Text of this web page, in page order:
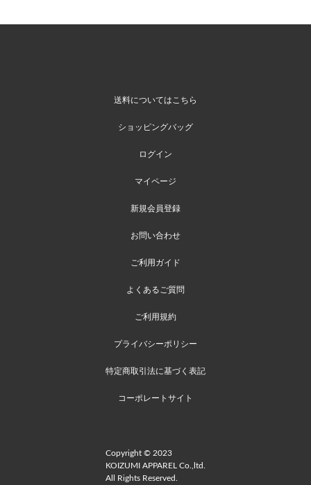
送料についてはこちら
ショッピングバッグ
ログイン
マイページ
新規会員登録
お問い合わせ
ご利用ガイド
よくあるご質問
ご利用規約
プライバシーポリシー
特定商取引法に基づく表記
コーポレートサイト
Copyright © 2023
KOIZUMI APPAREL Co.,ltd.
All Rights Reserved.